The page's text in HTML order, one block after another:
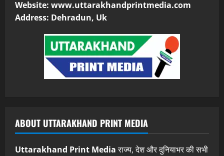
Website: www.uttarakhandprintmedia.com
Address: Dehradun, Uk
ABOUT UTTARAKHAND PRINT MEDIA
Uttarakhand Print Mediaराज्य, देश और दुनियाभर की सभी